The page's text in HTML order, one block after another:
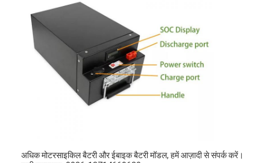
अधिक मोटरसाइकिल बैटरी और ईबाइक बैटरी मॉडल, हमें आज़ादी से संपर्क करें।